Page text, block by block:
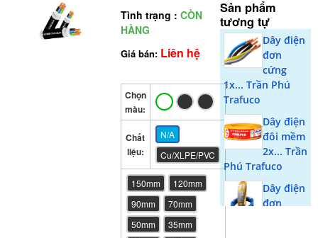
Tình trạng : CÒN
HÀNG
Giá bán: Liên hệ
Chọn
màu:
Chất
liệu:
N/A
Cu/XLPE/PVC
150mm
120mm
90mm
70mm
50mm
35mm
Sản phẩm
tương tự
Dây điện
đơn
cứng
1x... Trần Phú
Trafuco
Dây điện
đôi mềm
2x... Trần
Phú Trafuco
Dây điện
đơn